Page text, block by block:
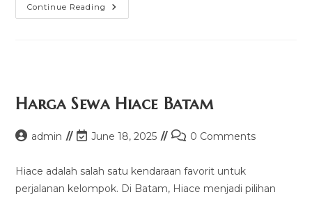
Continue Reading Harga
Sewa
Harga Sewa Hiace Batam
Postadmin
Post
modified:
June 18, 2025
Post0 Comments
Hiace adalah salah satu kendaraan favorit untuk
perjalanan kelompok. Di Batam, Hiace menjadi pilihan